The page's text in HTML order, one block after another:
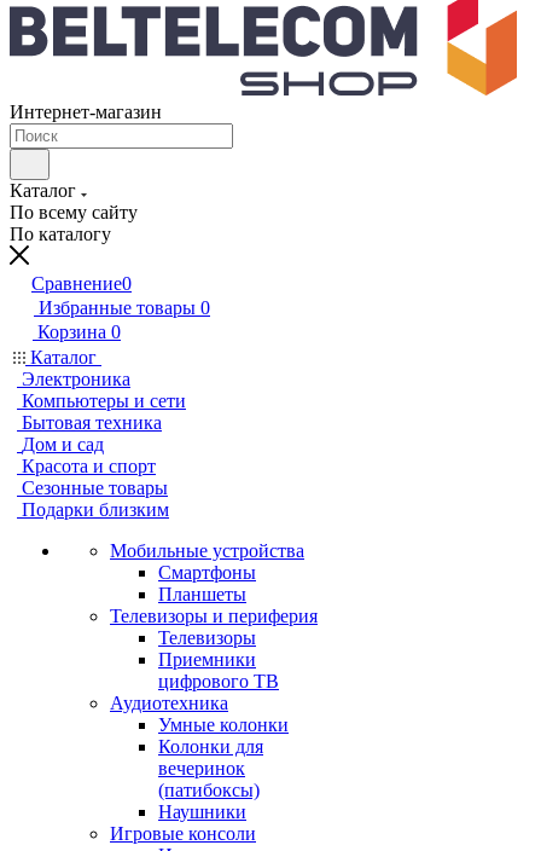
Интернет-магазин
Каталог
По всему сайту
По каталогу
Сравнение0
Избранные товары 0
Корзина 0
Каталог
Электроника
Компьютеры и сети
Бытовая техника
Дом и сад
Красота и спорт
Сезонные товары
Подарки близким
Мобильные устройства
Смартфоны
Планшеты
Телевизоры и периферия
Телевизоры
Приемники
цифрового ТВ
Аудиотехника
Умные колонки
Колонки для
вечеринок
(патибоксы)
Наушники
Игровые консоли